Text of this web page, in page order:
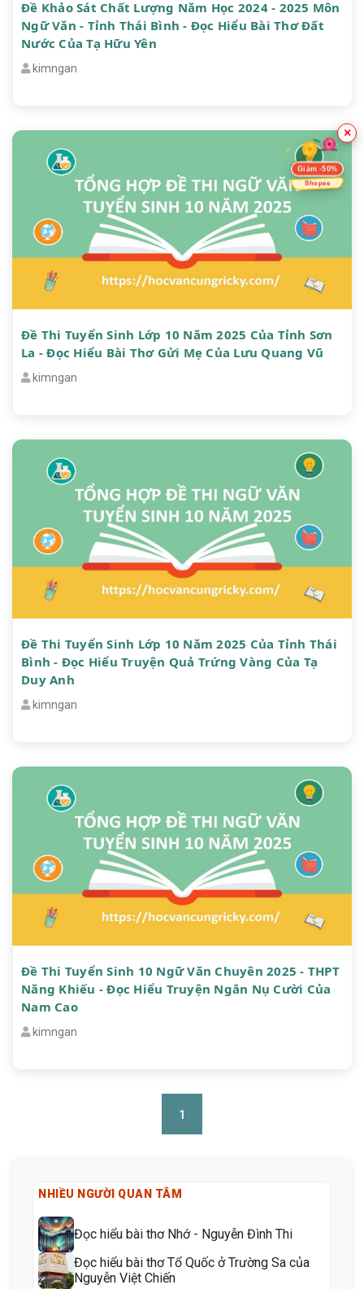
Đề Khảo Sát Chất Lượng Năm Học 2024 - 2025 Môn
Ngữ Văn - Tỉnh Thái Bình - Đọc Hiểu Bài Thơ Đất
Nước Của Tạ Hữu Yên
kimngan
Đề Thi Tuyển Sinh Lớp 10 Năm 2025 Của Tỉnh Sơn
La - Đọc Hiểu Bài Thơ Gửi Mẹ Của Lưu Quang Vũ
kimngan
Đề Thi Tuyển Sinh Lớp 10 Năm 2025 Của Tỉnh Thái
Bình - Đọc Hiểu Truyện Quả Trứng Vàng Của Tạ
Duy Anh
kimngan
Đề Thi Tuyển Sinh 10 Ngữ Văn Chuyên 2025 - THPT
Năng Khiếu - Đọc Hiểu Truyện Ngắn Nụ Cười Của
Nam Cao
kimngan
1
NHIỀU NGƯỜI QUAN TÂM
Đọc hiểu bài thơ Nhớ - Nguyễn Đình Thi
Đọc hiểu bài thơ Tổ Quốc ở Trường Sa của
Nguyễn Việt Chiến
×
Giảm -50%
Shopee